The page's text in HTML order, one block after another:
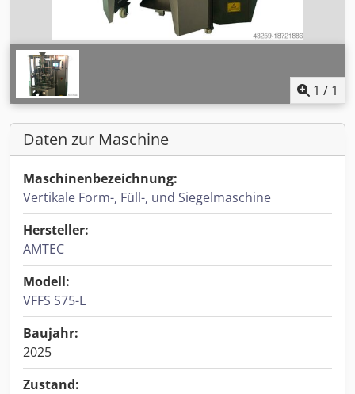
1 / 1
Daten zur Maschine
Maschinenbezeichnung:
Vertikale Form-, Füll-, und Siegelmaschine
Hersteller:
AMTEC
Modell:
VFFS S75-L
Baujahr:
2025
Zustand: